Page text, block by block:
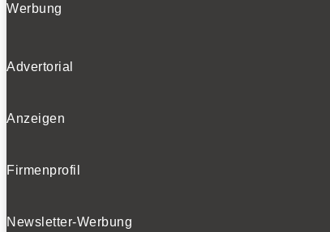
Werbung
Advertorial
Anzeigen
Firmenprofil
Newsletter-Werbung